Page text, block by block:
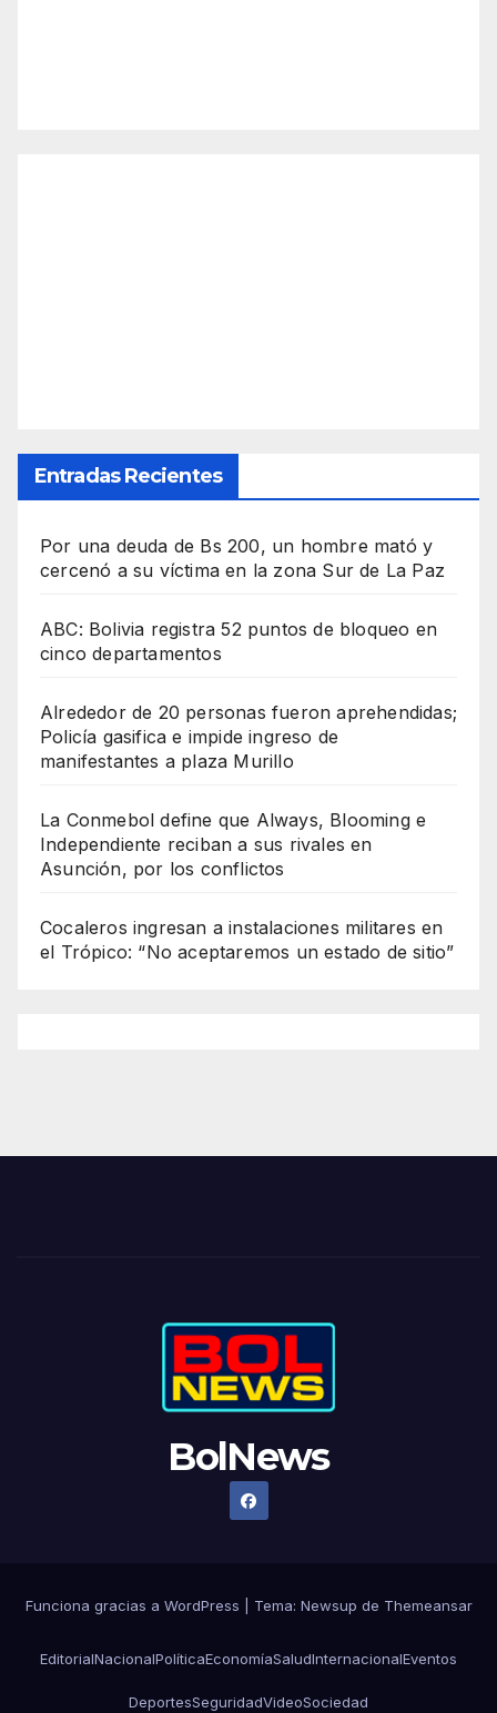
Entradas Recientes
Por una deuda de Bs 200, un hombre mató y
cercenó a su víctima en la zona Sur de La Paz
ABC: Bolivia registra 52 puntos de bloqueo en
cinco departamentos
Alrededor de 20 personas fueron aprehendidas;
Policía gasifica e impide ingreso de
manifestantes a plaza Murillo
La Conmebol define que Always, Blooming e
Independiente reciban a sus rivales en
Asunción, por los conflictos
Cocaleros ingresan a instalaciones militares en
el Trópico: “No aceptaremos un estado de sitio”
BolNews
Funciona gracias a WordPress Tema: Newsup de Themeansar
EditorialNacionalPolíticaEconomíaSaludInternacionalEventos
DeportesSeguridadVideoSociedad